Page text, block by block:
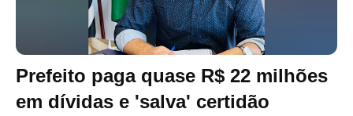
Prefeito paga quase R$ 22 milhões
em dívidas e 'salva' certidão